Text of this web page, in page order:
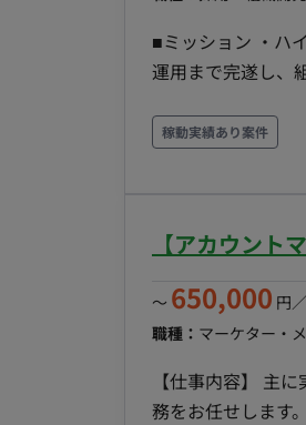
■ミッション ・ハ
運用まで完遂し、
の文化に合わせ
ネジメント： 各エー
囲） ・採用ター
理・分析と改善提案 ■チーム体制 部門長および事業責任者と直結した、意思決定スピード
て ・フルリモート
稼動実績あり案件
【アカウン
〜 650,000 円
職種： マーケター・
【仕事内容】 主
務をお任せします。 - サービスオーナーとの連携: リテールメディア事業のオーナーの計画を元に、